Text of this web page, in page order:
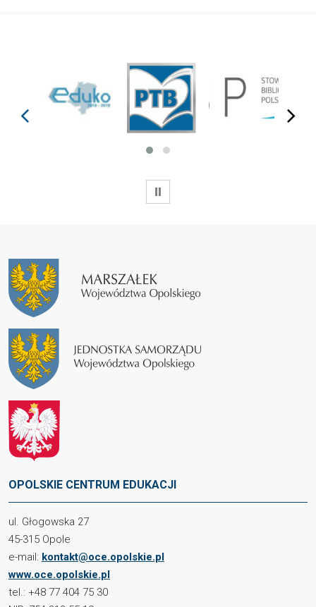
prev next
WSTRZYMAJ
OPOLSKIE CENTRUM EDUKACJI
ul. Głogowska 27
45-315 Opole
e-mail: kontakt@oce.opolskie.pl
www.oce.opolskie.pl
tel.: +48 77 404 75 30